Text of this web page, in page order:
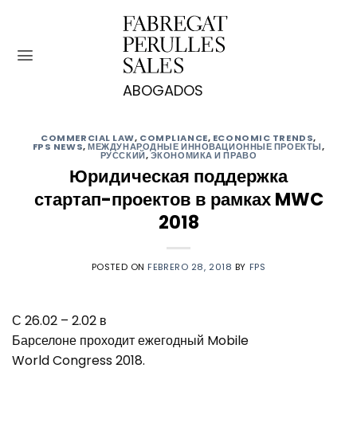
contenido
COMMERCIAL LAW, COMPLIANCE, ECONOMIC TRENDS,
FPS NEWS,МЕЖДУНАРОДНЫЕ ИННОВАЦИОННЫЕ ПРОЕКТЫ,
РУССКИЙ,ЭКОНОМИКА И ПРАВО
Юридическая поддержка
стартап-проектов в рамках MWC
2018
POSTED ON FEBRERO 28, 2018 BY FPS
С 26.02 – 2.02 в
Барселоне проходит ежегодный Mobile
World Congress 2018.